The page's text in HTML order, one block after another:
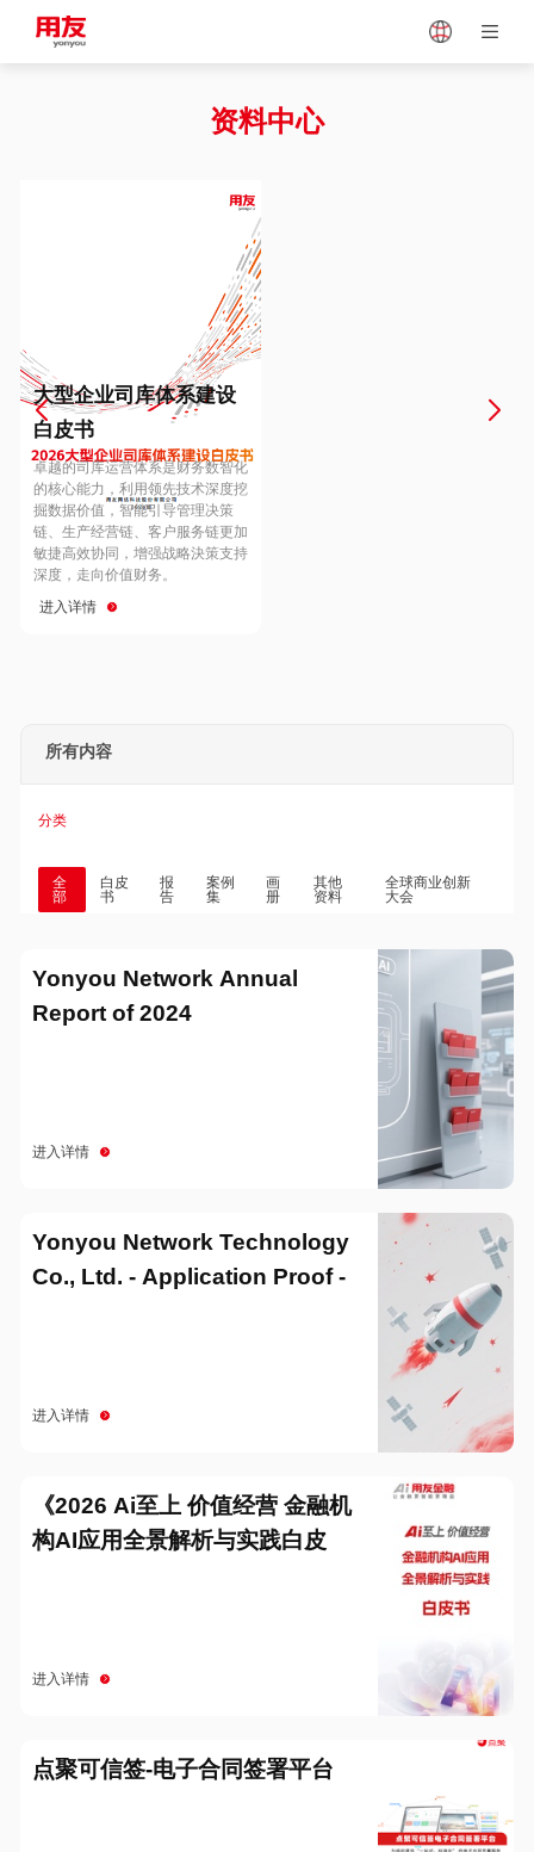
Vietnam
Europe
Hungary
Hong Kong
资料中心
大型企业司库体系建设
白皮书
卓越的司库运营体系是财务数智化
的核心能力，利用领先技术深度挖
掘数据价值，智能引导管理决策
链、生产经营链、客户服务链更加
敏捷高效协同，增强战略決策支持
深度，走向价值财务。
进入详情
所有内容
分类
全
部
白皮
书
报
告
案例
集
画
册
其他
资料
全球商业创新
大会
Yonyou Network Annual
Report of 2024
进入详情
Yonyou Network Technology
Co., Ltd. - Application Proof -
进入详情
《2026 Ai至上 价值经营 金融机
构AI应用全景解析与实践白皮
进入详情
点聚可信签-电子合同签署平台